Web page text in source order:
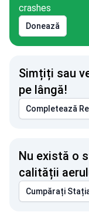
crashes
Donează
Simțiți sau
pe lângă!
Completează
Nu există o
calității
Cumpărați